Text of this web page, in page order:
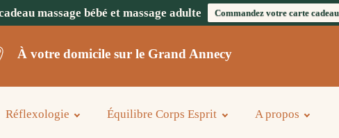
massage bébé et massage adulte Commandez votre carte cadeau
À votre domicile sur le Grand Annecy
Réflexologie Équilibre Corps Esprit A propos